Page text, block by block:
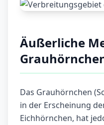
Äußerliche
Das Grauhörnchen
in der Erscheinung
Eichhörnchen, hat